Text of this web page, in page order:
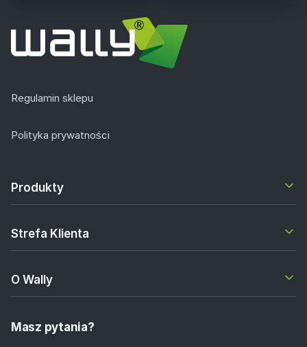
Regulamin sklepu
Polityka prywatności
Produkty
Strefa Klienta
O Wally
Masz pytania?